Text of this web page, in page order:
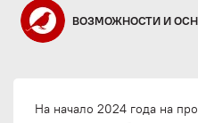
ВОЗМОЖНОСТИ И
На начало 2024 года на